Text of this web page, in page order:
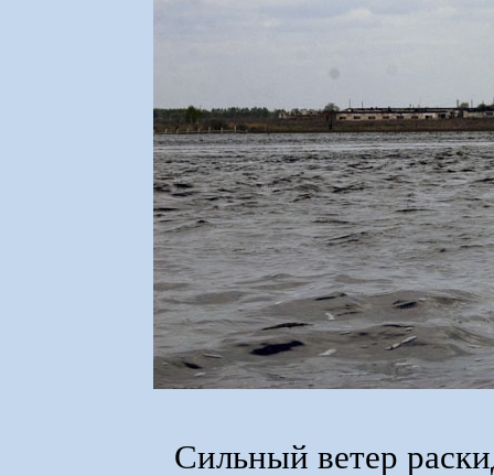
Сильный ветер